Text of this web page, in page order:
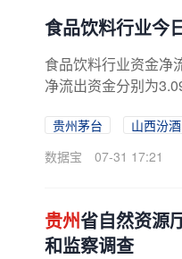
食品饮料行业今
食品饮料行业资金净
净流出资金分别为
贵州茅台 山西汾酒
数据宝
07-31 17:21
贵州省自然资源
和监察调查